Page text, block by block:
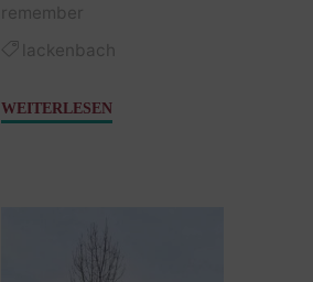
remember
lackenbach
WEITERLESEN"Nachtgebet